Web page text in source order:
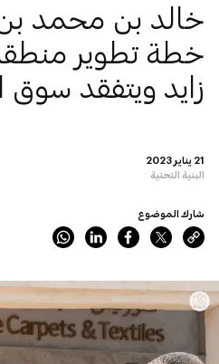
21 يناير 2023
البنية التحتية
خالد بن محمد بن
خطة تطوير
زايد ويتفقد
شارك الموضوع